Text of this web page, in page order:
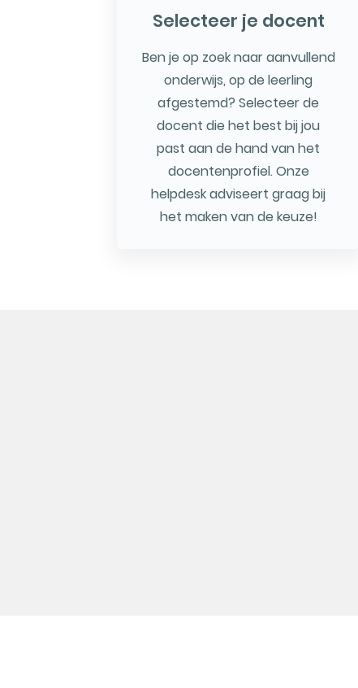
Selecteer je docent
Ben je op zoek naar aanvullend
onderwijs, op de leerling
afgestemd? Selecteer de
docent die het best bij jou
past aan de hand van het
docentenprofiel. Onze
helpdesk adviseert graag bij
het maken van de keuze!